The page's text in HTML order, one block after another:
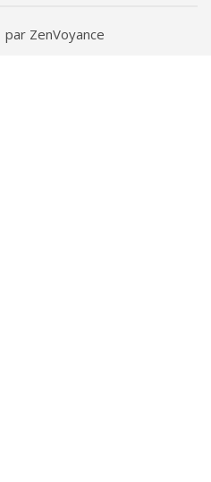
par ZenVoyance